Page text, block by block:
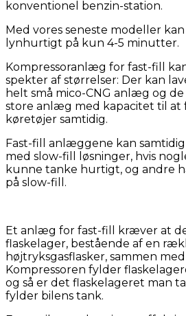
konventionel benzin-station.
Med vores seneste modeller
lynhurtigt på kun 4-5 minutter.
Kompressoranlæg for fast-fill
spekter af størrelser: Der kan
helt små mico-CNG anlæg og
store anlæg med kapacitet til at
køretøjer samtidig.
Fast-fill anlæggene kan
med slow-fill løsninger, hvis
kunne tanke hurtigt, og andre
på slow-fill.
Et anlæg for fast-fill kræver at
flaskelager, bestående af en
højtryksgasflasker, sammen
Kompressoren fylder
og så er det flaskelageret man
fylder bilens tank.